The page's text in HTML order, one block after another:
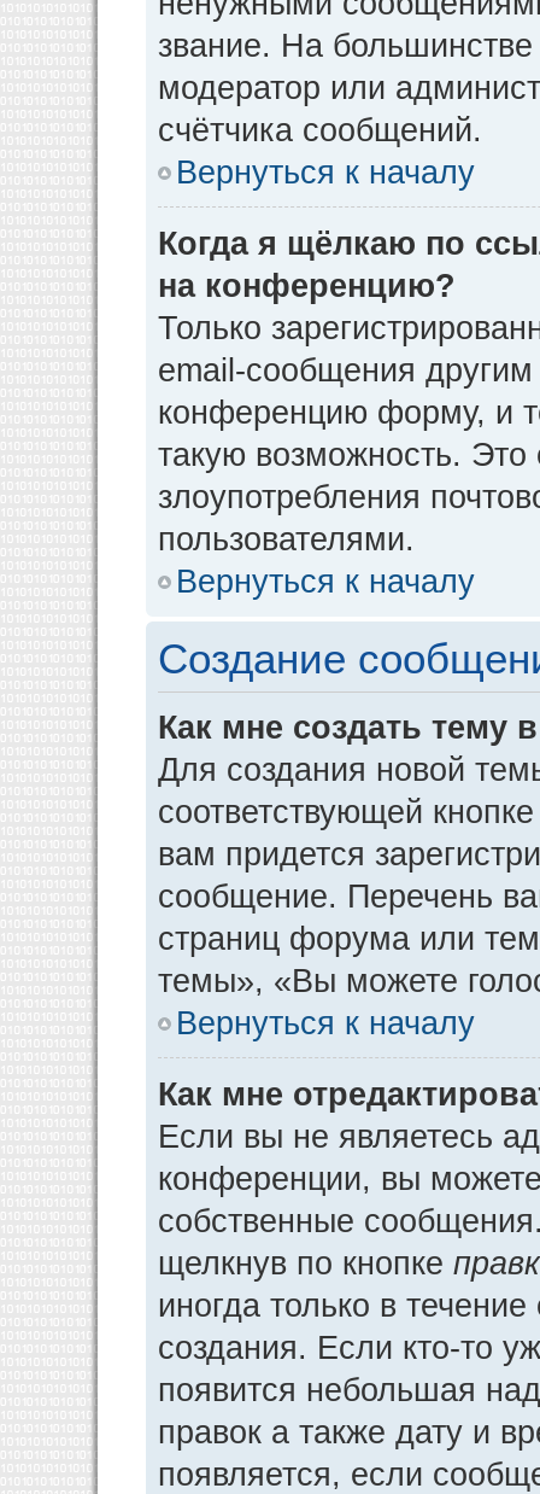
звание. На
модератор или
счётчика сообщений.
Вернуться к началу
Когда я щёлкаю по
на конференцию?
Только
email-сообщения
конференцию форму, и
такую возможность. Это
злоупотребления
пользователями.
Вернуться к началу
Создание
Как мне создать тему
Для создания новой
соответствующей
вам придется
сообщение. Перечень
страниц форума или
темы», «Вы можете
Вернуться к началу
Как мне
Если вы не являетесь
конференции, вы можете
собственные
щелкнув по кнопке
иногда только в
создания. Если кто-то
появится небольшая
правок а также дату и
появляется, если